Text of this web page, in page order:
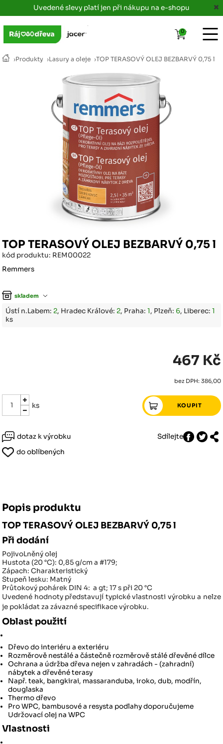
Uvedené slevy platí jen při nákupu na e-shopu
›Produkty ›Lasury a oleje ›TOP TERASOVÝ OLEJ BEZBARVÝ 0,75 l
TOP TERASOVÝ OLEJ BEZBARVÝ 0,75 l
kód produktu: REM00022
Remmers
skladem
Ústí n.Labem: 2, Hradec Králové: 2, Praha:1, Plzeň: 6, Liberec:1
ks
467 Kč
bez DPH: 386,00
ks
dotaz k výrobku
Sdílejte
do oblíbených
Popis produktu
TOP TERASOVÝ OLEJ BEZBARVÝ 0,75 l
Při dodání
PojivoLněný olej
Hustota (20 °C): 0,85 g/cm a #179;
Zápach:Charakteristický
Stupeň lesku: Matný
Průtokový pohárek DIN 4: a gt; 17 s při 20 °C
Uvedené hodnoty představují typické vlastnosti výrobku a nelze
je pokládat za závazné specifikace výrobku.
Oblast použití
Dřevo do interiéru a exteriéru
Rozměrově nestálé a částečně rozměrově stálé dřevěné dílce
Ochrana a údržba dřeva nejen v zahradách - (zahradní)
nábytek a dřevěné terasy
Např. teak, bangkirai, massaranduba, iroko, dub, modřín,
douglaska
Thermo dřevo
Pro WPC, bambusové a resysta podlahy doporučujeme
Udržovací olej na WPC
Vlastnosti
0